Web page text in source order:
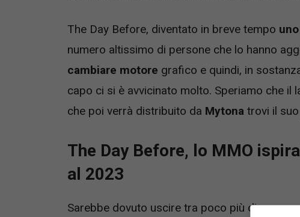
The Day Before, diventato in breve tempo
numero altissimo di persone che lo hanno
cambiare motore grafico e quindi, in
capo ci si è avvicinato molto. Speriamo che il
che poi verrà distribuito da Mytona trovi il
The Day Before, lo MMO
al 2023
Sarebbe dovuto uscire tra poco più di un